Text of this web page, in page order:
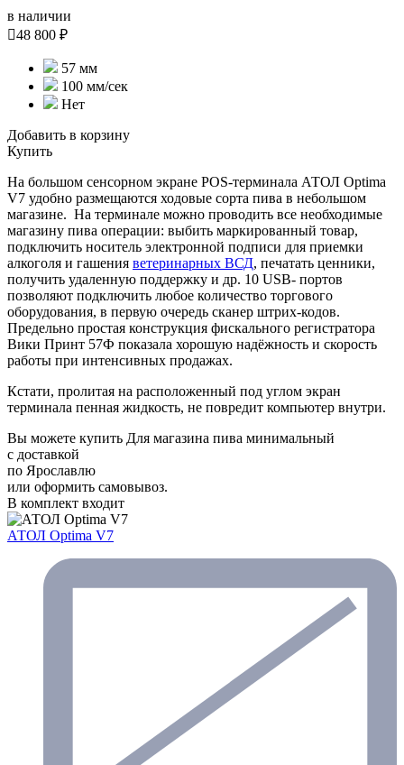
в наличии
48 800 ₽
57 мм
100 мм/сек
Нет
Добавить в корзину
Купить
На большом сенсорном экране POS-терминала АТОЛ Optima
V7 удобно размещаются ходовые сорта пива в небольшом
магазине. На терминале можно проводить все необходимые
магазину пива операции: выбить маркированный товар,
подключить носитель электронной подписи для приемки
алкоголя и гашения ветеринарных ВСД, печатать ценники,
получить удаленную поддержку и др. 10 USB- портов
позволяют подключить любое количество торгового
оборудования, в первую очередь сканер штрих-кодов.
Предельно простая конструкция фискального регистратора
Вики Принт 57Ф показала хорошую надёжность и скорость
работы при интенсивных продажах.
Кстати, пролитая на расположенный под углом экран
терминала пенная жидкость, не повредит компьютер внутри.
Вы можете купить Для магазина пива минимальный
с доставкой
по Ярославлю
или оформить самовывоз.
В комплект входит
АТОЛ Optima V7